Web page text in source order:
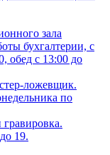
зала
бухгалтерии, с
обед с 13:00 до
ложевщик.
по
гравировка.
19.